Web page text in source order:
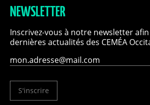
NEWSLETTER
Inscrivez-vous à notre newsletter
dernières actualités des CEMÉA
S'inscrire